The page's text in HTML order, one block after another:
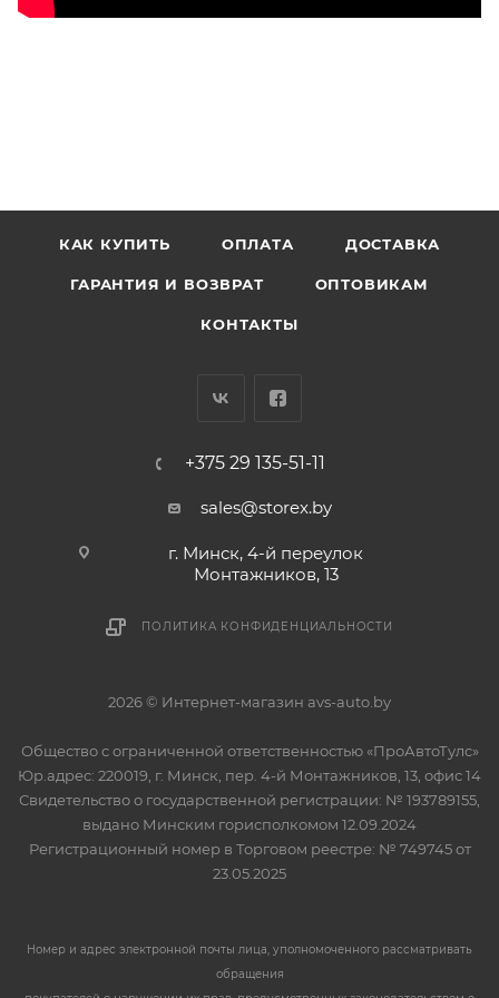
КАК КУПИТЬ ОПЛАТА ДОСТАВКА
ГАРАНТИЯ И ВОЗВРАТ ОПТОВИКАМ
КОНТАКТЫ
+375 29 135-51-11
sales@storex.by
г. Минск, 4-й переулок
Монтажников, 13
ПОЛИТИКА КОНФИДЕНЦИАЛЬНОСТИ
2026 © Интернет-магазин avs-auto.by
Общество с ограниченной ответственностью «ПроАвтоТулс»
Юр.адрес: 220019, г. Минск, пер. 4-й Монтажников, 13, офис 14
Свидетельство о государственной регистрации: № 193789155,
выдано Минским горисполкомом 12.09.2024
Регистрационный номер в Торговом реестре: № 749745 от
23.05.2025
Номер и адрес электронной почты лица, уполномоченного рассматривать
обращения